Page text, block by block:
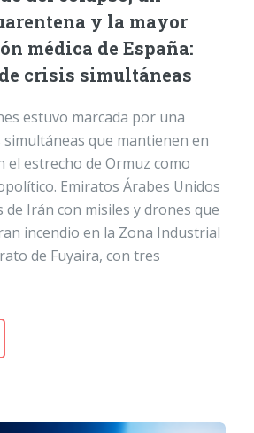
y la mayor
médica de España:
crisis simultáneas
estuvo marcada por una
simultáneas que mantienen en
el estrecho de Ormuz como
Emiratos Árabes Unidos
de Irán con misiles y drones que
incendio en la Zona Industrial
de Fuyaira, con tres